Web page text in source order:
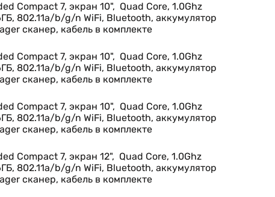
Compact 7, экран 10", Quad Core, 1.0Ghz
802.11a/b/g/n WiFi, Bluetooth, аккумулятор
сканер, кабель в комплекте
Compact 7, экран 10", Quad Core, 1.0Ghz
802.11a/b/g/n WiFi, Bluetooth, аккумулятор
сканер, кабель в комплекте
Compact 7, экран 10", Quad Core, 1.0Ghz
802.11a/b/g/n WiFi, Bluetooth, аккумулятор
сканер, кабель в комплекте
Compact 7, экран 12", Quad Core, 1.0Ghz
802.11a/b/g/n WiFi, Bluetooth, аккумулятор
сканер, кабель в комплекте